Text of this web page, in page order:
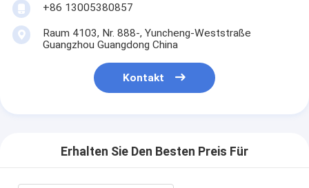
+86 13005380857
Raum 4103, Nr. 888-, Yuncheng-Weststraße
Guangzhou Guangdong China
Kontakt
Erhalten Sie Den Besten Preis Für